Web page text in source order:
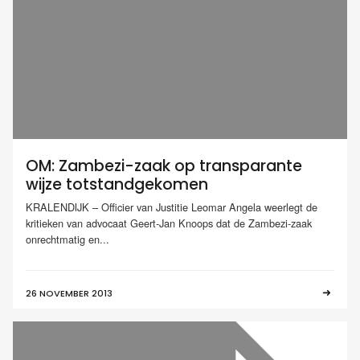
OM: Zambezi-zaak op transparante
wijze totstandgekomen
KRALENDIJK – Officier van Justitie Leomar Angela weerlegt de
kritieken van advocaat Geert-Jan Knoops dat de Zambezi-zaak
onrechtmatig en...
26 NOVEMBER 2013